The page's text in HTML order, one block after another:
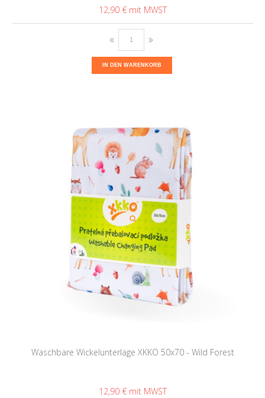
12,90 €
IN DEN WARENKORB
Waschbare Wickelunterlage XKKO 50x70 - Wild Forest
12,90 €